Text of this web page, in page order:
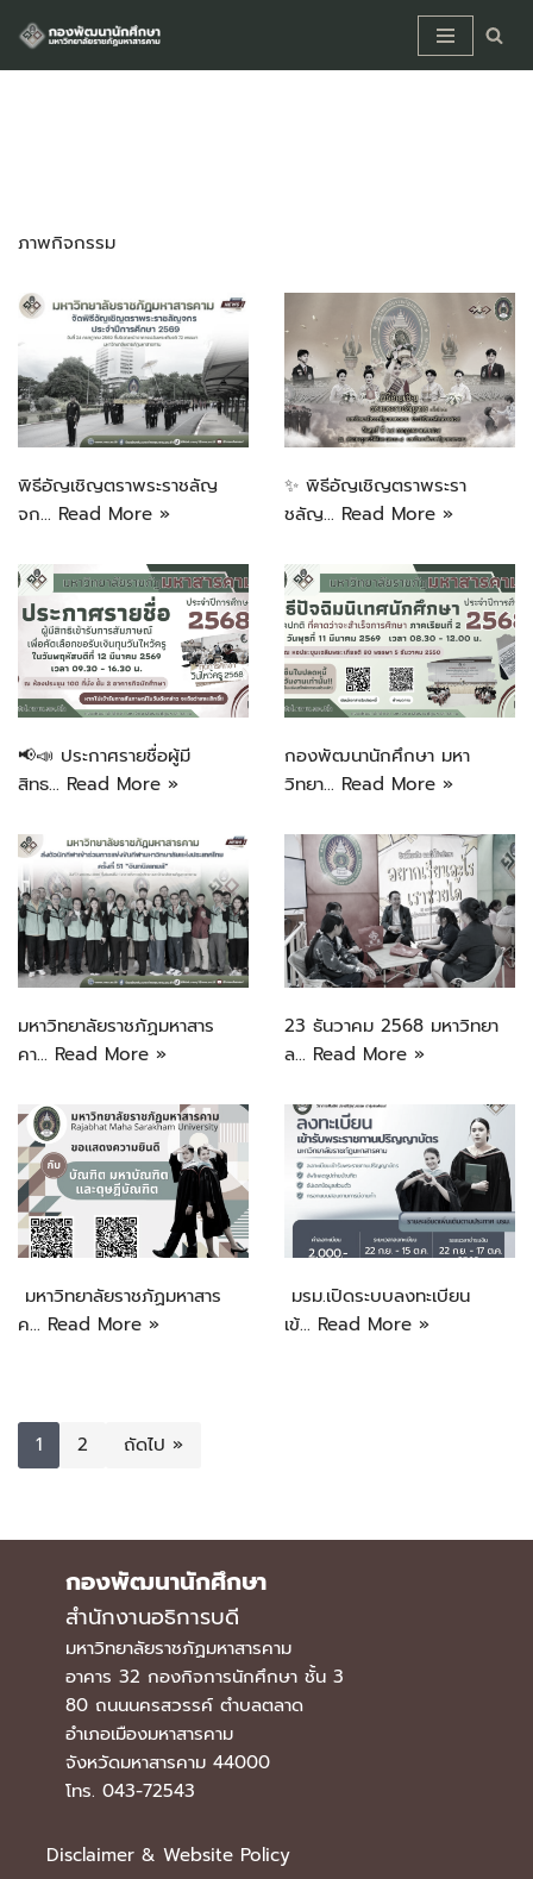
Skip
ภาพกิจกรรม
พิธีอัญเชิญตราพระราชลัญ
จก… Read More »
✨ พิธีอัญเชิญตราพระรา
ชลัญ… Read More »
📢📣 ประกาศรายชื่อผู้มี
สิทธ… Read More »
กองพัฒนานักศึกษา มหา
วิทยา… Read More »
มหาวิทยาลัยราชภัฏมหาสาร
คา… Read More »
23 ธันวาคม 2568 มหาวิทยา
ล… Read More »
มหาวิทยาลัยราชภัฏมหาสาร
ค… Read More »
มรม.เปิดระบบลงทะเบียน
เข้… Read More »
1 2 ถัดไป »
กองพัฒนานักศึกษา
สำนักงานอธิการบดี
มหาวิทยาลัยราชภัฏมหาสารคาม
อาคาร 32 กองกิจการนักศึกษา ชั้น 3
80 ถนนนครสวรรค์ ตำบลตลาด
อำเภอเมืองมหาสารคาม
จังหวัดมหาสารคาม 44000
โทร. 043-72543
Disclaimer & Website Policy